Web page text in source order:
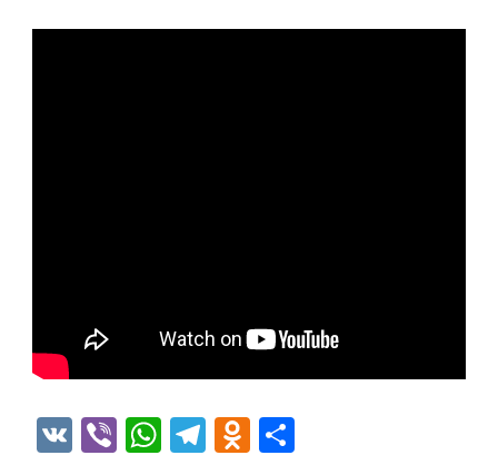
VK ViberWhatsApp
Telegram
Odnoklassniki